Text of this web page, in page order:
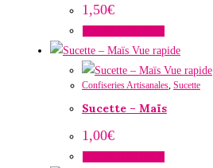
1,50€
Ce
produit
a
plusieurs
variations.
Les
Vue rapide
Vue rapide
Confiseries Artisanales Sucette
Sucette – Maïs
1,00€